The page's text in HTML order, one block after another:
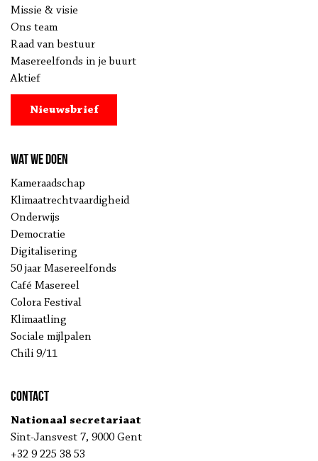
Missie & visie
Ons team
Raad van bestuur
Masereelfonds in je buurt
Aktief
Nieuwsbrief
Wat we doen
Kameraadschap
Klimaatrechtvaardigheid
Onderwijs
Democratie
Digitalisering
50 jaar Masereelfonds
Café Masereel
Colora Festival
Klimaatling
Sociale mijlpalen
Chili 9/11
Contact
Nationaal secretariaat
Sint-Jansvest 7, 9000 Gent
+32 9 225 38 53